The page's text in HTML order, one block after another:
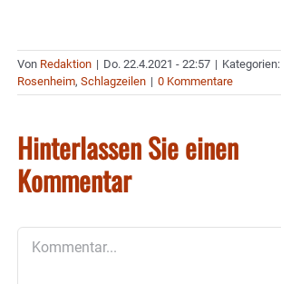
Von Redaktion | Do. 22.4.2021 - 22:57 | Kategorien:
Rosenheim, Schlagzeilen | 0 Kommentare
Hinterlassen Sie einen
Kommentar